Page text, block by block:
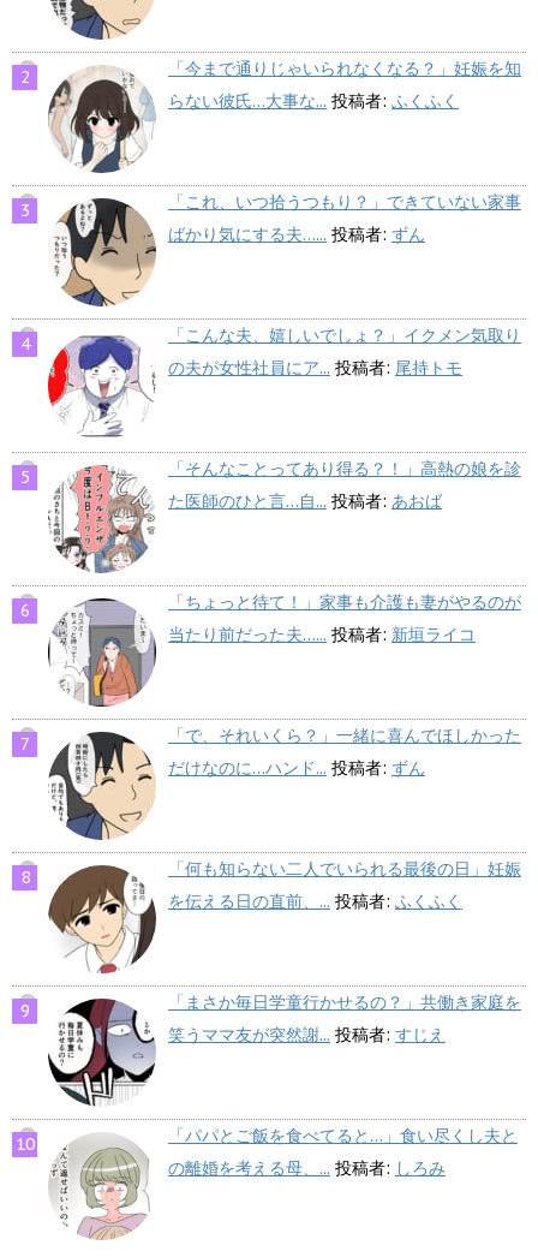
「今まで通りじゃいられなくなる？」妊娠を知
らない彼氏…大事な... 投稿者: ふくふく
「これ、いつ拾うつもり？」できていない家事
ばかり気にする夫…... 投稿者: ずん
「こんな夫、嬉しいでしょ？」イクメン気取り
の夫が女性社員にア... 投稿者: 尾持トモ
「そんなことってあり得る？！」高熱の娘を診
た医師のひと言…自... 投稿者: あおば
「ちょっと待て！」家事も介護も妻がやるのが
当たり前だった夫…... 投稿者: 新垣ライコ
「で、それいくら？」一緒に喜んでほしかった
だけなのに…ハンド... 投稿者: ずん
「何も知らない二人でいられる最後の日」妊娠
を伝える日の直前、... 投稿者: ふくふく
「まさか毎日学童行かせるの？」共働き家庭を
笑うママ友が突然謝... 投稿者: すじえ
「パパとご飯を食べてると…」食い尽くし夫と
の離婚を考える母、... 投稿者: しろみ